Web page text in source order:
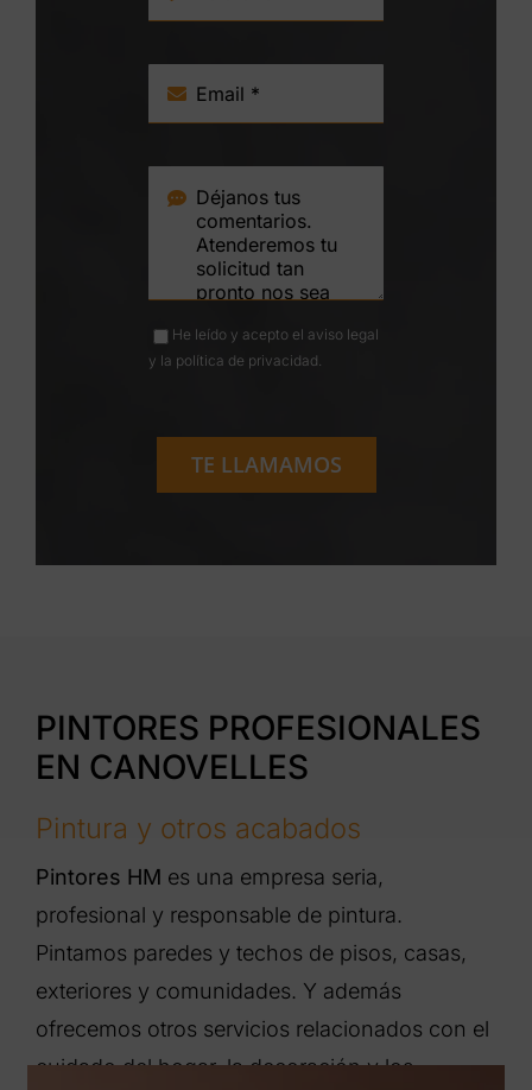
He leído y acepto el aviso legal
y la política de privacidad
TE LLAMAMOS
PINTORES PROFESIONALES
EN CANOVELLES
Pintura y otros acabados
Pintores HM es una empresa seria,
profesional y responsable de pintura.
Pintamos paredes y techos de pisos, casas,
exteriores y comunidades. Y además
ofrecemos otros servicios relacionados con el
cuidado del hogar, la decoración y los